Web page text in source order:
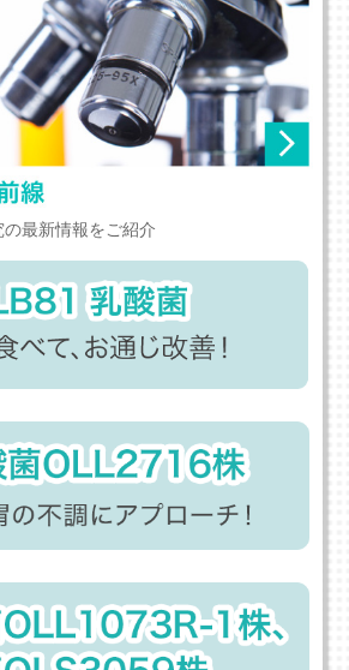
最新情報をご紹介